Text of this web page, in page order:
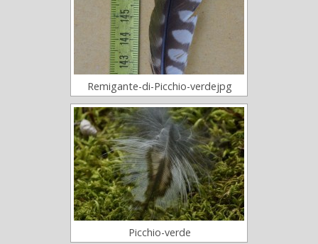
Remigante-di-Picchio-verdejpg
Picchio-verde